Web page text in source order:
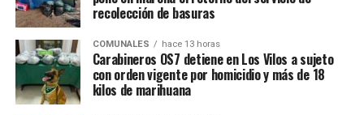
recolección de basuras
COMUNALES hace 13 horas
Carabineros OS7 detiene en Los Vilos a sujeto
con orden vigente por homicidio y más de 18
kilos de marihuana